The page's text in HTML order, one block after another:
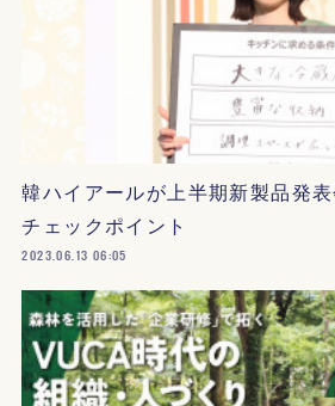
韓ハイアールが上半期新製品発
チェックポイント
2023.06.13 06:05